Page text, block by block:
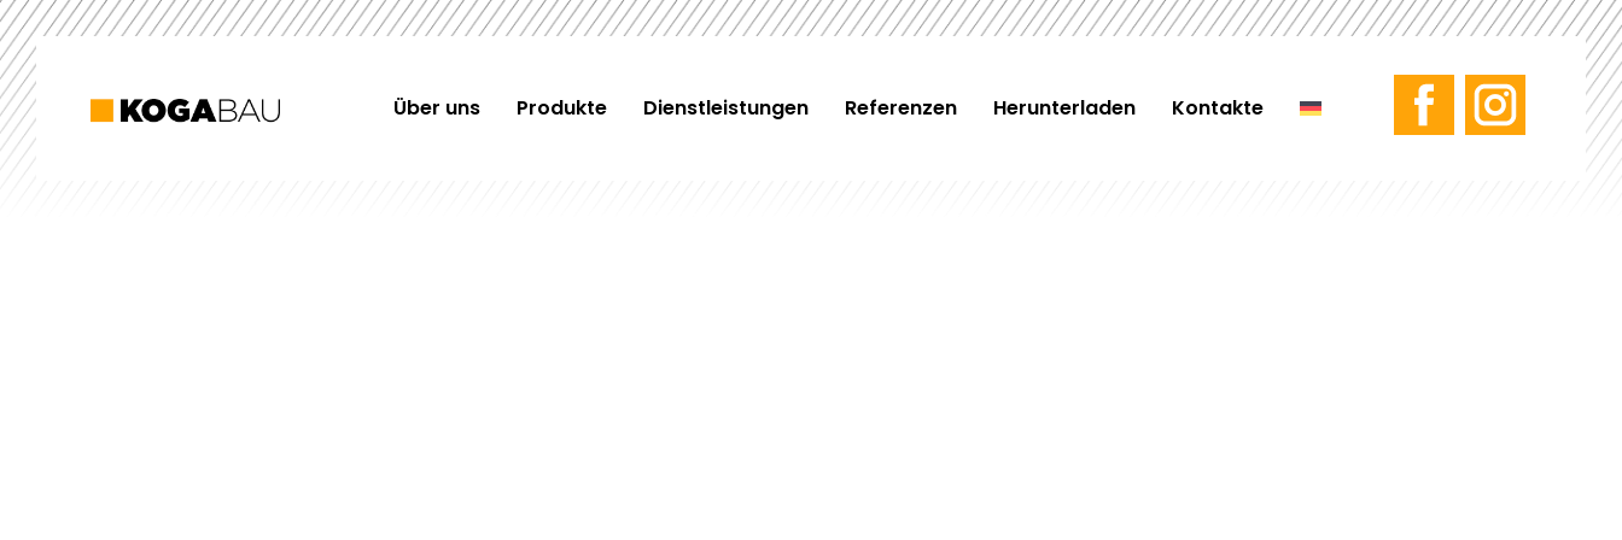
Über uns Produkte Dienstleistungen Referenzen Herunterladen Kontakte